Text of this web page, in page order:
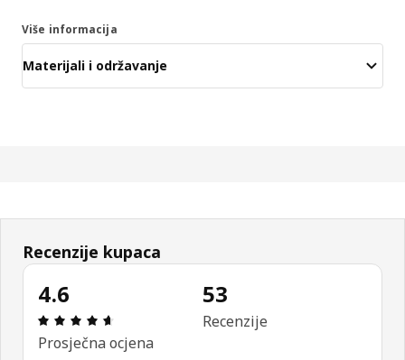
Više informacija
Materijali i održavanje
Recenzije kupaca
4.6
Ocjena i recenzija: 4.6 od 5 zvjezdica. Ukupno
Prosječna ocjena
53
Recenzije